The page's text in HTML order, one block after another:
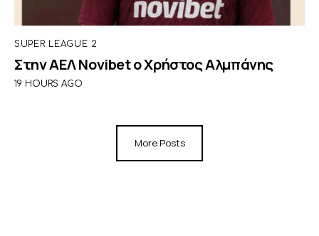
SUPER LEAGUE 2
Στην ΑΕΛ Novibet ο Χρήστος Αλμπάνης
19 HOURS AGO
More Posts